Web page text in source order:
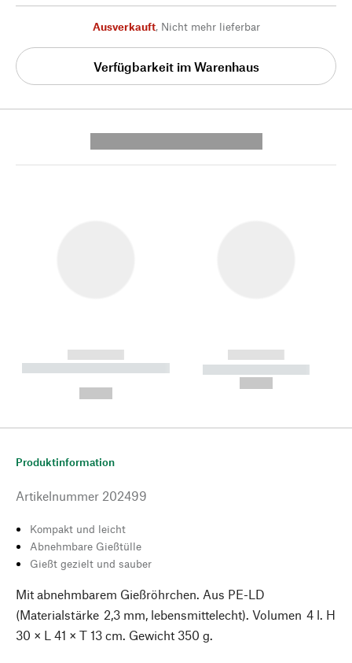
Ausverkauft, Nicht mehr lieferbar
Verfügbarkeit im Warenhaus
------------
----------- ----------- --------
------------
----------- -----------
Produktinformation
Artikelnummer 202499
Kompakt und leicht
Abnehmbare Gießtülle
Gießt gezielt und sauber
Mit abnehmbarem Gießröhrchen. Aus PE-LD
(Materialstärke 2,3 mm, lebensmittelecht). Volumen 4 l. H
30 × L 41 × T 13 cm. Gewicht 350 g.